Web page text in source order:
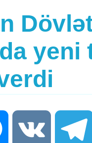
yeni
Messenger VK